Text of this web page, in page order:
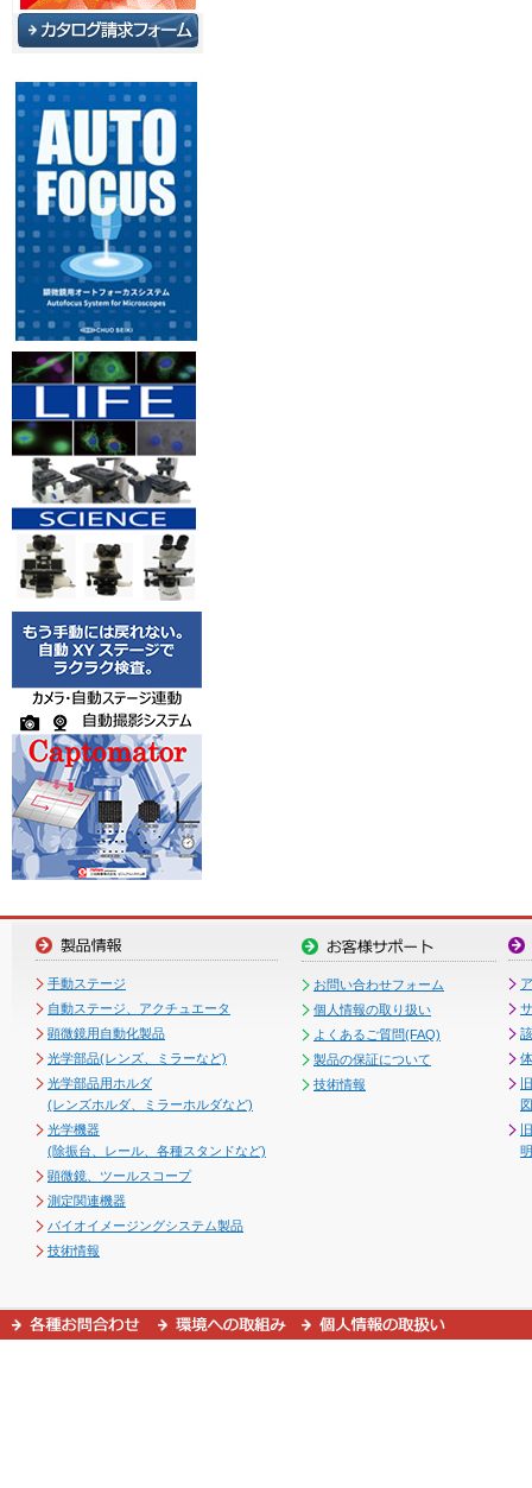
手動ステージ
自動ステージ、アクチュエータ
顕微鏡用自動化製品
光学部品(レンズ、ミラーなど)
光学部品用ホルダ
(レンズホルダ、ミラーホルダなど)
光学機器
(除振台、レール、各種スタンドなど)
顕微鏡、ツールスコープ
測定関連機器
バイオイメージングシステム製品
技術情報
お問い合わせフォーム
個人情報の取り扱い
よくあるご質問(FAQ)
製品の保証について
技術情報